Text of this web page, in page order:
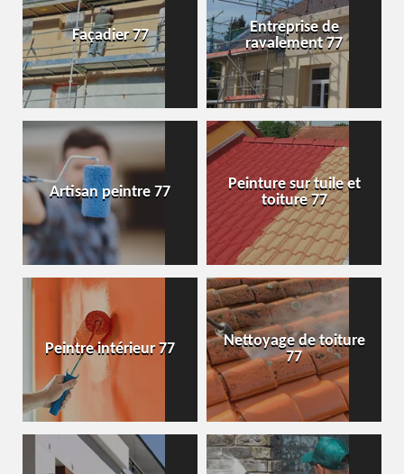
Façadier 77
Entreprise de
ravalement 77
Artisan peintre 77
Peinture sur tuile et
toiture 77
Peintre intérieur 77
Nettoyage de toiture
77